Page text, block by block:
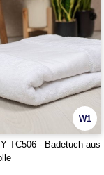
W1
TC506 - Badetuch aus